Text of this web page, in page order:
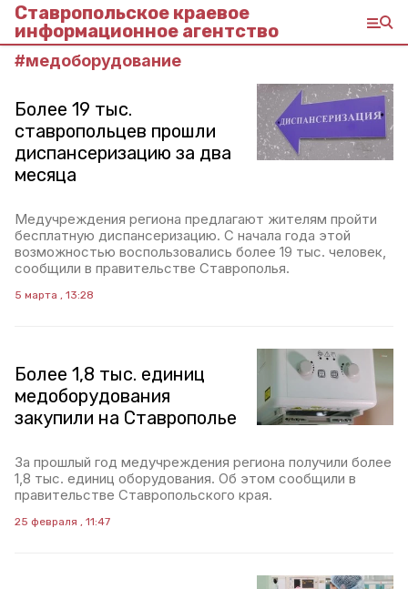
Ставропольское краевое
информационное агентство
#медоборудование
Более 19 тыс.
ставропольцев прошли
диспансеризацию за два
месяца
Медучреждения региона предлагают жителям пройти
бесплатную диспансеризацию. С начала года этой
возможностью воспользовались более 19 тыс. человек,
сообщили в правительстве Ставрополья.
5 марта , 13:28
Более 1,8 тыс. единиц
медоборудования
закупили на Ставрополье
За прошлый год медучреждения региона получили более
1,8 тыс. единиц оборудования. Об этом сообщили в
правительстве Ставропольского края.
25 февраля , 11:47